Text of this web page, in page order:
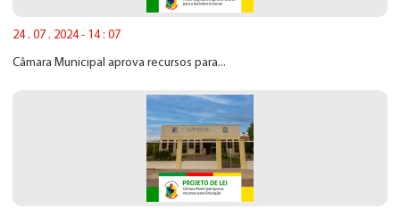
24 . 07 . 2024 - 14 : 07
Câmara Municipal aprova recursos para...